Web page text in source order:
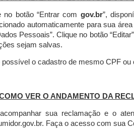
no botão “Entrar com gov.br”,
automaticamente para sua
Pessoais”.Clique no botão
sejam salvas.
possível o cadastro de mesmo CPF
VER O ANDAMENTO DA
sua reclamação e o
Faça o acesso com sua